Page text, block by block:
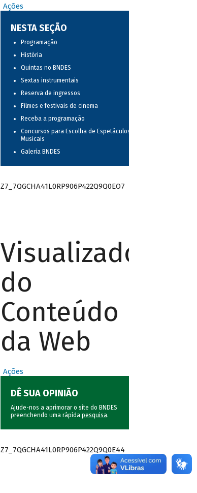
Ações
NESTA SEÇÃO
Programação
História
Quintas no BNDES
Sextas instrumentais
Reserva de ingressos
Filmes e festivais de cinema
Receba a programação
Concursos para Escolha de Espetáculos
Musicais
Galeria BNDES
Z7_7QGCHA41L0RP906P422Q9Q0EO7
Visualizador
do
Conteúdo
da Web
Ações
DÊ SUA OPINIÃO
Ajude-nos a aprimorar o site do BNDES
preenchendo uma rápida pesquisa.
Z7_7QGCHA41L0RP906P422Q9Q0E44